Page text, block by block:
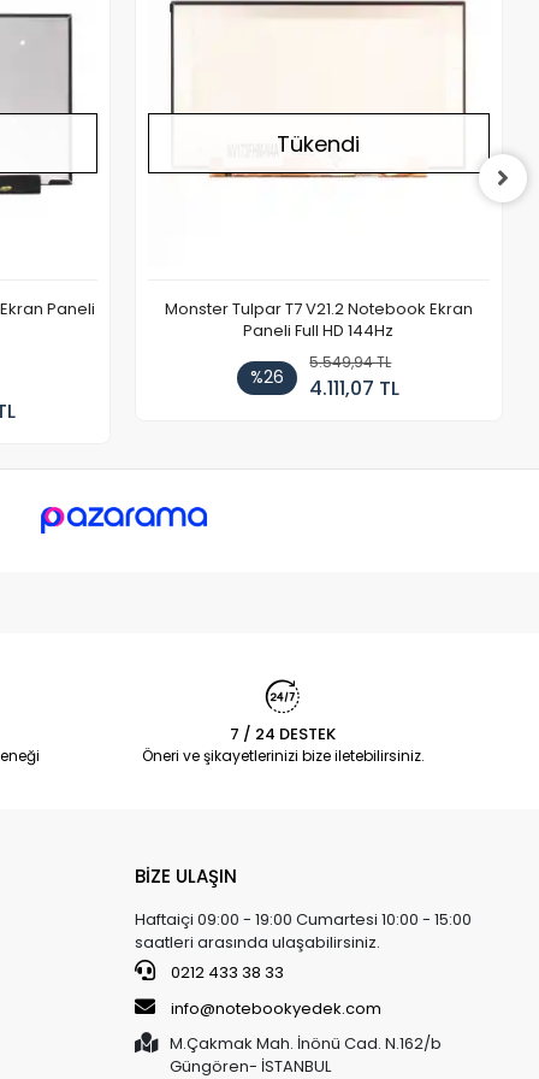
Paneli
Tükendi
Monster Tulpar T7 V21.2 Notebook Ekran
Paneli Full HD 144Hz
%26
5.549,94 TL
4.111,07 TL
7 / 24 DESTEK
Öneri ve şikayetlerinizi bize iletebilirsiniz.
BİZE ULAŞIN
Haftaiçi 09:00 - 19:00 Cumartesi 10:00 - 15:00
saatleri arasında ulaşabilirsiniz.
0212 433 38 33
info@notebookyedek.com
M.Çakmak Mah. İnönü Cad. N.162/b
Güngören- İSTANBUL